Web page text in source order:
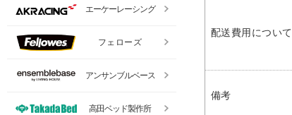
配送費用について
備考
エーケーレーシング
フェローズ
アンサンブルベース
高田ベッド製作所